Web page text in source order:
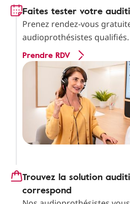
Faites tester votre
Prenez rendez-vous
audioprothésistes qualifiés.
Prendre RDV
Trouvez la solution
correspond